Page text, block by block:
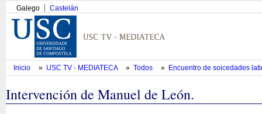
Galego Castelán
Inicio » USC TV - MEDIATECA » Todos » Encuentro de soicedades
Intervención de Manuel de León.